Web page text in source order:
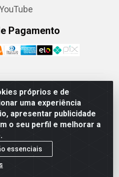
próprios e de
uma experiência
apresentar publicidade
o seu perfil e melhorar a
essenciais
YouTube
Pagamento
- Avenida Conego Luiz W
Residencial do Arroio Duro,
96.789-102 - CNPJ
0001-26